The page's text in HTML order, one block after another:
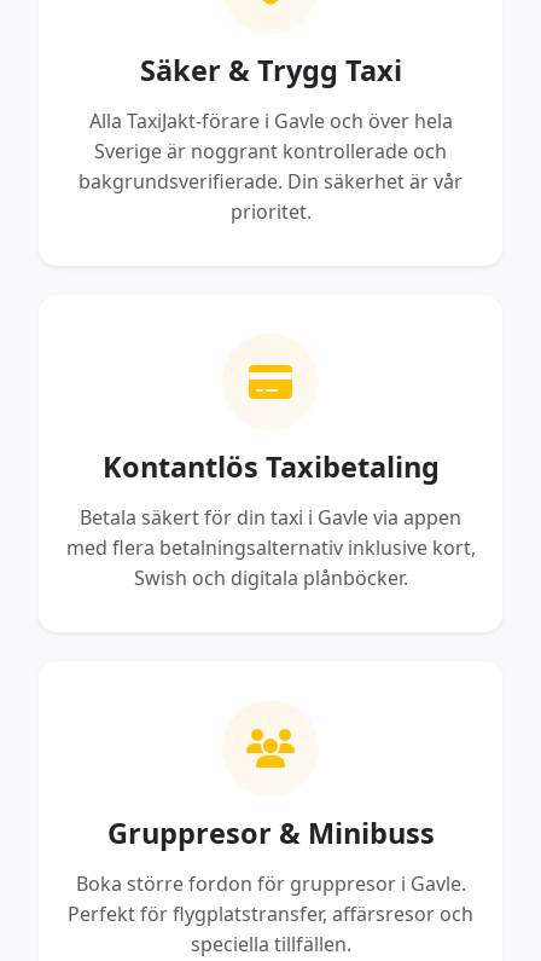
Säker & Trygg Taxi
Alla TaxiJakt-förare i Gavle och över hela
Sverige är noggrant kontrollerade och
bakgrundsverifierade. Din säkerhet är vår
prioritet.
Kontantlös Taxibetaling
Betala säkert för din taxi i Gavle via appen
med flera betalningsalternativ inklusive kort,
Swish och digitala plånböcker.
Gruppresor & Minibuss
Boka större fordon för gruppresor i Gavle.
Perfekt för flygplatstransfer, affärsresor och
speciella tillfällen.